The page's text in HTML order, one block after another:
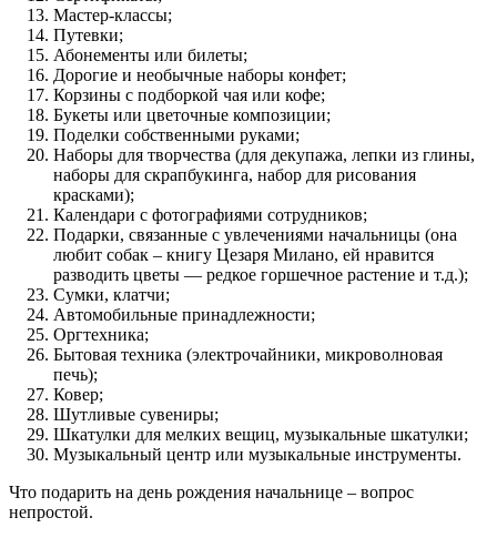
Мастер-классы;
Путевки;
Абонементы или билеты;
Дорогие и необычные наборы конфет;
Корзины с подборкой чая или кофе;
Букеты или цветочные композиции;
Поделки собственными руками;
Наборы для творчества (для декупажа, лепки из глины,
наборы для скрапбукинга, набор для рисования
красками);
Календари с фотографиями сотрудников;
Подарки, связанные с увлечениями начальницы (она
любит собак – книгу Цезаря Милано, ей нравится
разводить цветы — редкое горшечное растение и т.д.);
Сумки, клатчи;
Автомобильные принадлежности;
Оргтехника;
Бытовая техника (электрочайники, микроволновая
печь);
Ковер;
Шутливые сувениры;
Шкатулки для мелких вещиц, музыкальные шкатулки;
Музыкальный центр или музыкальные инструменты.
Что подарить на день рождения начальнице – вопрос
непростой.